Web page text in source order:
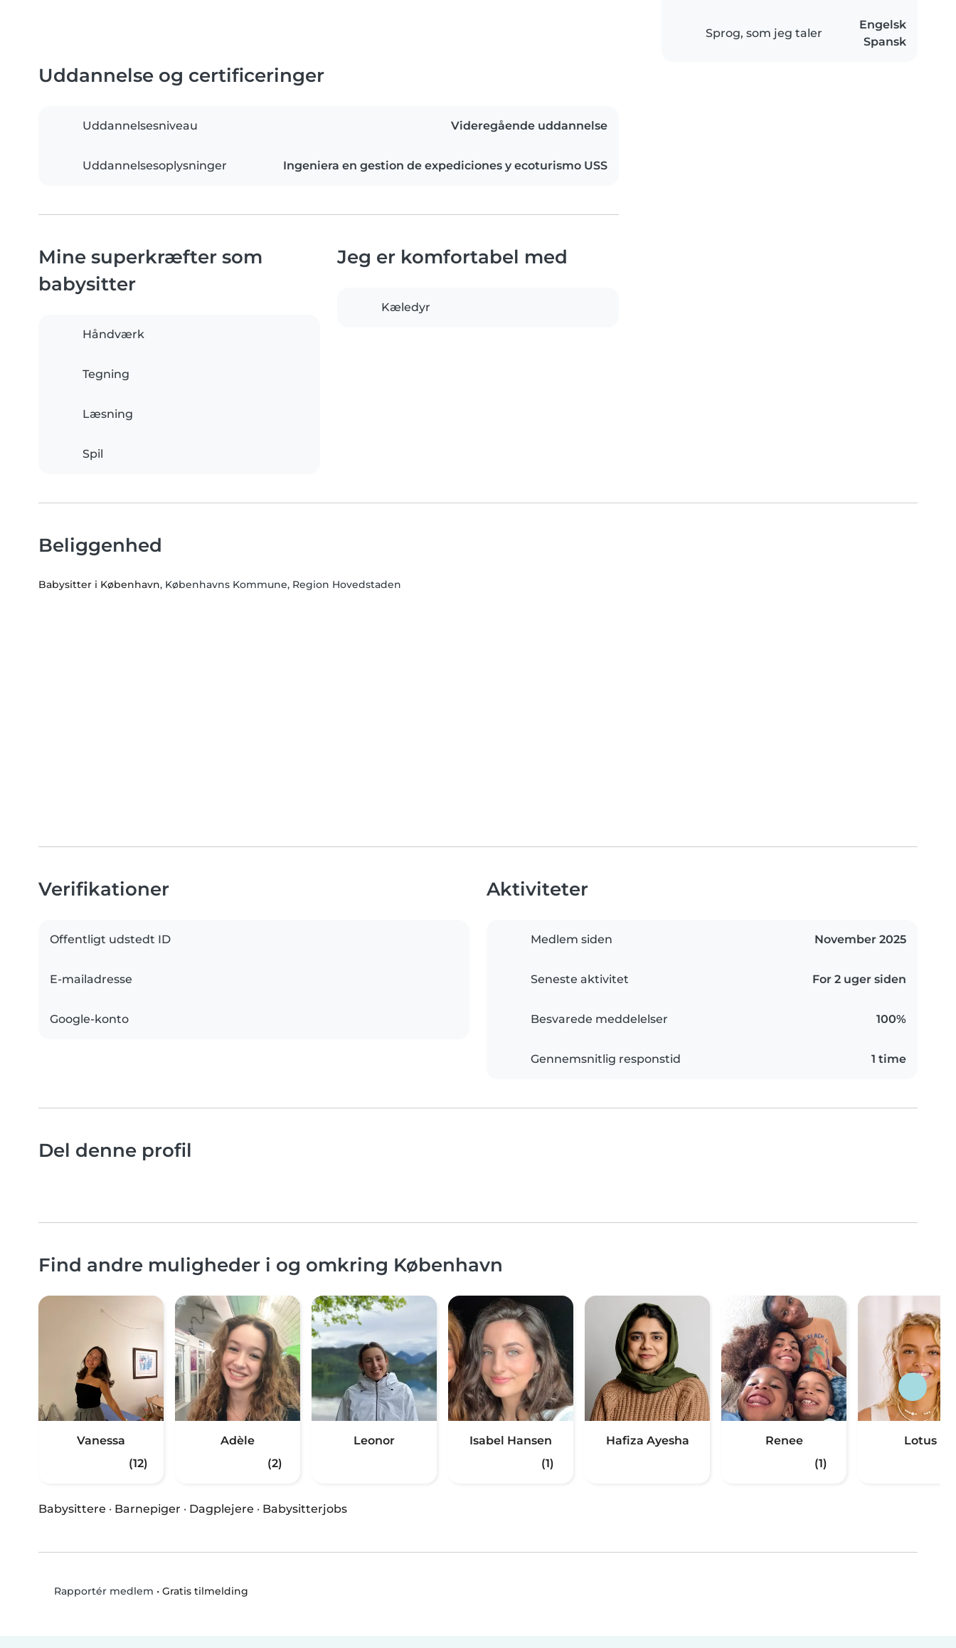
Sprog, som jeg taler
Engelsk
Spansk
Uddannelse og certificeringer
Uddannelsesniveau Videregående uddannelse
Uddannelsesoplysninger Ingeniera en gestion de expediciones y ecoturismo USS
Mine superkræfter som
babysitter
Håndværk
Tegning
Læsning
Spil
Jeg er komfortabel med
Kæledyr
Beliggenhed
Babysitter i København, Københavns Kommune, Region Hovedstaden
Verifikationer
Offentligt udstedt ID
E-mailadresse
Google-konto
Aktiviteter
Medlem siden November 2025
Seneste aktivitet For 2 uger siden
Besvarede meddelelser 100%
Gennemsnitlig responstid 1 time
Del denne profil
Find andre muligheder i og omkring København
Vanessa
(12)
Adèle
(2)
Leonor
Isabel Hansen
(1)
Hafiza Ayesha
Renee
(1)
Lotus
Babysittere · Barnepiger · Dagplejere · Babysitterjobs
Rapportér medlem • Gratis tilmelding